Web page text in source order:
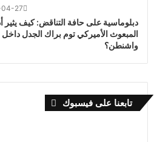
27
دبلوماسية على حافة التناقض: كيف يثير
المبعوث الأميركي توم براك الجدل داخل
واشنطن؟
تابعنا على فيسبوك